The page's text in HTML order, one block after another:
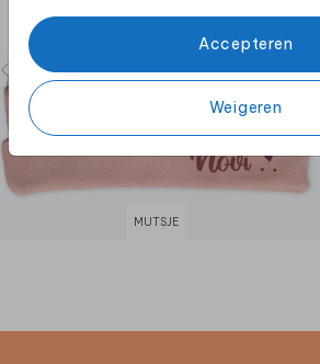
Accepteren
Weigeren
MUTSJE